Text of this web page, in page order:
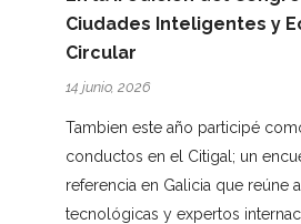
Ciudades Inteligentes y
Circular
14 junio, 2026
Tambien este año participé
conductos en el Citigal; un
referencia en Galicia que reúne
tecnológicas y expertos